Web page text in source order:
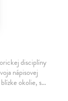
disciplíny
nápisovej
okolie, s…